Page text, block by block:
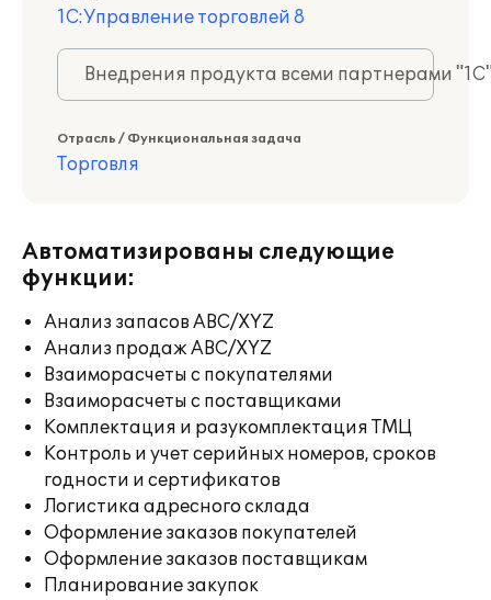
1С:Управление торговлей 8
Внедрения продукта всеми партнерами
Отрасль / Функциональная задача
Торговля
Автоматизированы следующие
функции:
Анализ запасов ABC/XYZ
Анализ продаж ABC/XYZ
Взаиморасчеты с покупателями
Взаиморасчеты с поставщиками
Комплектация и разукомплектация ТМЦ
Контроль и учет серийных номеров, сроков
годности и сертификатов
Логистика адресного склада
Оформление заказов покупателей
Оформление заказов поставщикам
Планирование закупок